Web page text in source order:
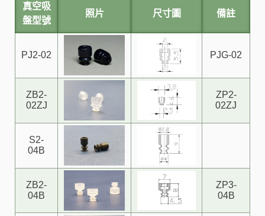
真空吸
盤型號
照片 尺寸圖 備註
PJ2-02 PJG-02
ZB2-
02ZJ
ZP2-
02ZJ
S2-
04B
ZB2-
04B
ZP3-
04B